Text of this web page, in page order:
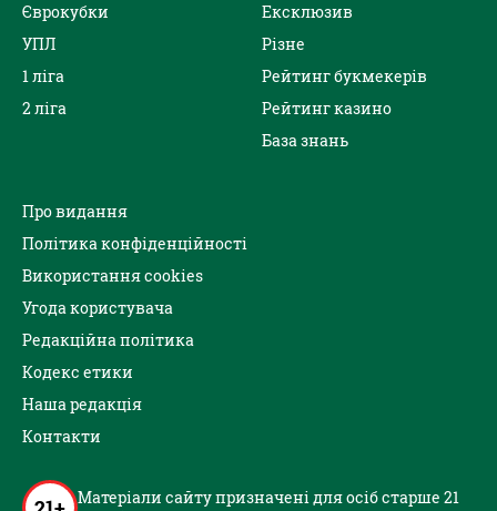
Єврокубки
УПЛ
1 ліга
2 ліга
Ексклюзив
Різне
Рейтинг букмекерів
Рейтинг казино
База знань
Про видання
Політика конфіденційності
Використання cookies
Угода користувача
Редакційна політика
Кодекс етики
Наша редакція
Контакти
Матеріали сайту призначені для осіб старше 21